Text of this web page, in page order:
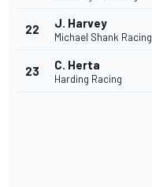
22 J. Harvey
Michael Shank Racing
23 C. Herta
Harding Racing